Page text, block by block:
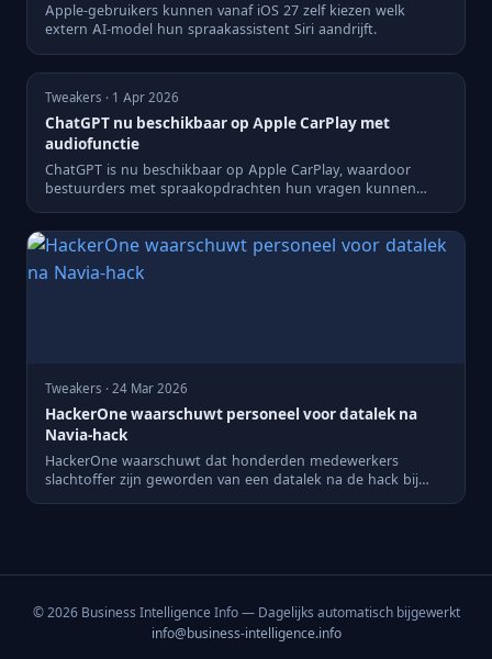
Apple-gebruikers kunnen vanaf iOS 27 zelf kiezen welk
extern AI-model hun spraakassistent Siri aandrijft.
Tweakers · 1 Apr 2026
ChatGPT nu beschikbaar op Apple CarPlay met
audiofunctie
ChatGPT is nu beschikbaar op Apple CarPlay, waardoor
bestuurders met spraakopdrachten hun vragen kunnen
Tweakers · 24 Mar 2026
HackerOne waarschuwt personeel voor datalek na
Navia-hack
HackerOne waarschuwt dat honderden medewerkers
slachtoffer zijn geworden van een datalek na de hack bij
© 2026 Business Intelligence Info — Dagelijks automatisch bijgewerkt
info@business-intelligence.info